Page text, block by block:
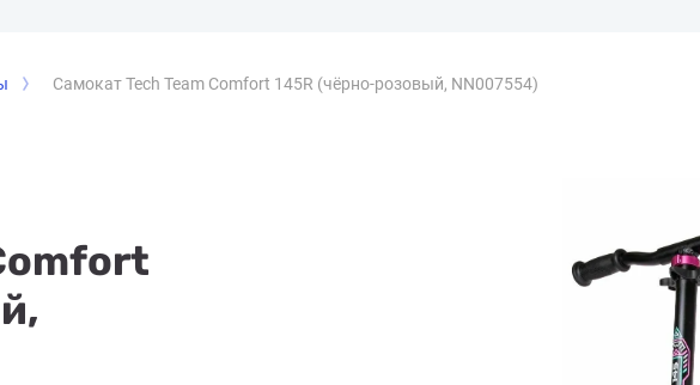
Самокат Tech Team Comfort 145R (чёрно-розовый, NN007554)